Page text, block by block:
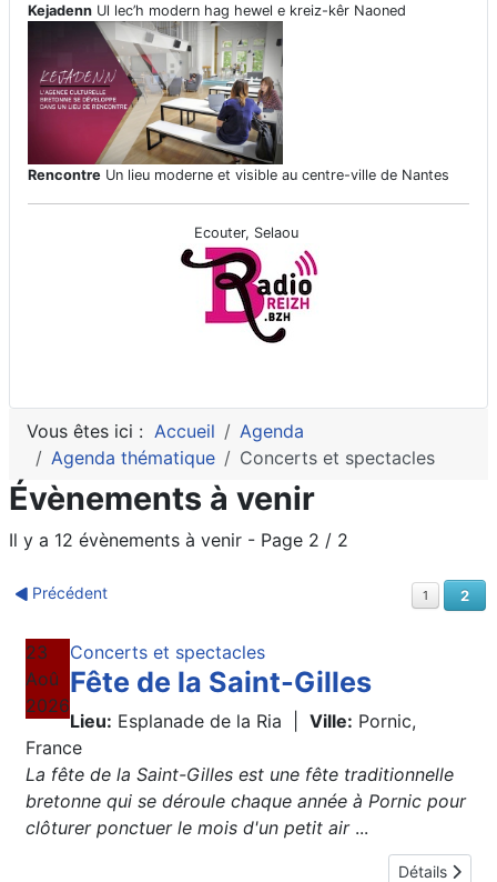
Kejadenn Ul lec’h modern hag hewel e kreiz-kêr Naoned
Rencontre Un lieu moderne et visible au centre-ville de Nantes
Ecouter, Selaou
Vous êtes ici : Accueil
Agenda
Agenda thématique
Concerts et spectacles
Évènements à venir
Il y a 12 évènements à venir - Page 2 / 2
Précédent 1 2
23
Aoû
2026
Concerts et spectacles
Fête de la Saint-Gilles
Lieu: Esplanade de la Ria Ville: Pornic,
France
La fête de la Saint-Gilles est une fête traditionnelle
bretonne qui se déroule chaque année à Pornic pour
clôturer ponctuer le mois d'un petit air...
Détails